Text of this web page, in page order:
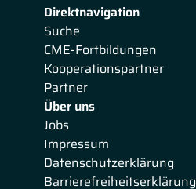
Direktnavigation
Suche
CME-Fortbildungen
Kooperationspartner
Partner
Über uns
Jobs
Impressum
Datenschutzerklärung
Barrierefreiheitserklärung